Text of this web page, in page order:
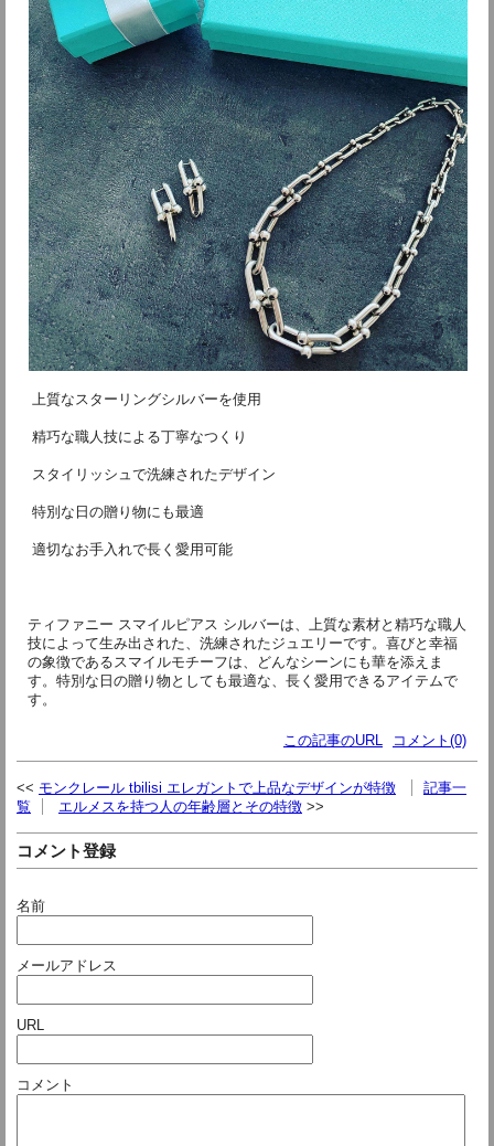
上質なスターリングシルバーを使用
精巧な職人技による丁寧なつくり
スタイリッシュで洗練されたデザイン
特別な日の贈り物にも最適
適切なお手入れで長く愛用可能
ティファニー スマイルピアス シルバーは、上質な素材と精巧な職人
技によって生み出された、洗練されたジュエリーです。喜びと幸福
の象徴であるスマイルモチーフは、どんなシーンにも華を添えま
す。特別な日の贈り物としても最適な、長く愛用できるアイテムで
す。
この記事のURL コメント(0)
モンクレール tbilisi エレガントで上品なデザインが特徴
記事一
覧
エルメスを持つ人の年齢層とその特徴
コメント登録
名前
メールアドレス
URL
コメント